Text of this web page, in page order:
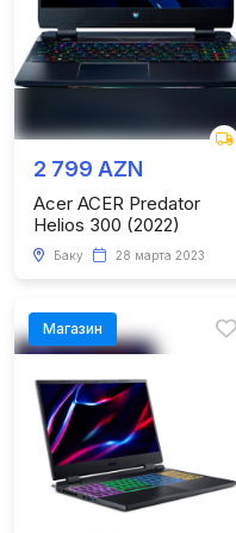
2 799 AZN
Acer ACER Predator
Helios 300 (2022)
Баку 28 марта 2023
Магазин